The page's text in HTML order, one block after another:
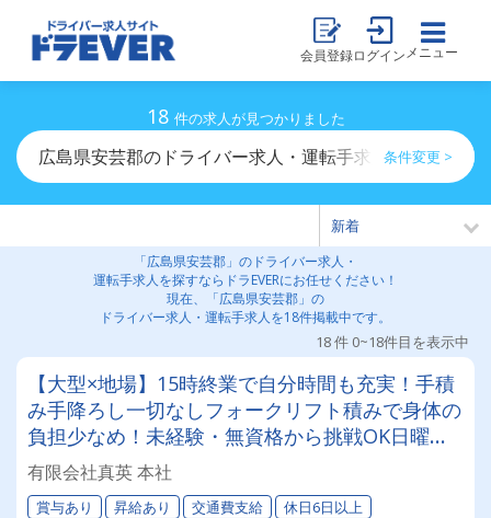
会員登録ログイン メニュー
18 件の求人が見つかりました
広島県安芸郡のドライバー求人・運転手求人一覧
条件変更 >
「広島県安芸郡」のドライバー求人・
運転手求人を探すならドラEVERにお任せください！
現在、「広島県安芸郡」の
ドライバー求人・運転手求人を18件掲載中です。
18 件 0~18件目を表示中
【大型×地場】15時終業で自分時間も充実！手積
み手降ろし一切なしフォークリフト積みで身体の
負担少なめ！未経験・無資格から挑戦OK日曜・
祝日休みで週休2日も可！ペットサロン併設の明
るく穏やかな職場です
有限会社真英 本社
賞与あり 昇給あり 交通費支給 休日6日以上